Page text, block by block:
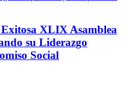
XLIX Asamblea
su Liderazgo
Social